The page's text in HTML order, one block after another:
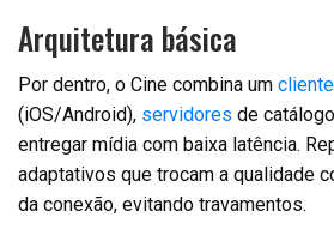
Arquitetura básica
Por dentro, o Cine combina um cliente
(iOS/Android), servidores de
entregar mídia com baixa latência.
adaptativos que trocam a qualidade
da conexão, evitando travamentos.